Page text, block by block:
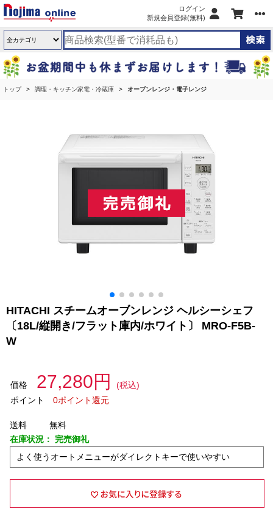
ログイン
新規会員登録(無料)
トップ 調理・キッチン家電・冷蔵庫 オーブンレンジ・電子レンジ
HITACHI スチームオーブンレンジ ヘルシーシェフ
〔18L/縦開き/フラット庫内/ホワイト〕 MRO-F5B-
W
価格 27,280円
(税込)
ポイント
0ポイント還元
送料
無料
在庫状況： 完売御礼
よく使うオートメニューがダイレクトキーで使いやすい